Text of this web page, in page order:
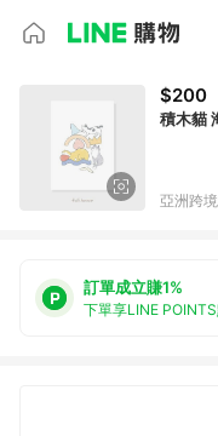
$200
積木貓
亞洲跨
訂單成立賺1%
下單享LINE